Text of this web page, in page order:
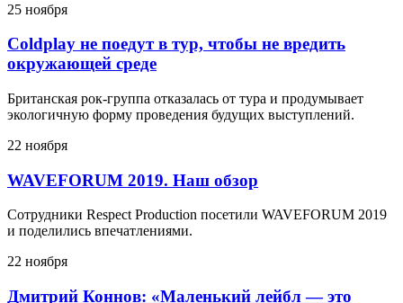
25 ноября
Coldplay не поедут в тур, чтобы не вредить
окружающей среде
Британская рок-группа отказалась от тура и продумывает
экологичную форму проведения будущих выступлений.
22 ноября
WAVEFORUM 2019. Наш обзор
Сотрудники Respect Production посетили WAVEFORUM 2019
и поделились впечатлениями.
22 ноября
Дмитрий Коннов: «Маленький лейбл — это